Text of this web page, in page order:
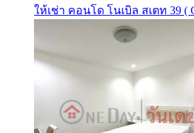
ให้เช่า คอนโด โนเบิล สเตท 39 (